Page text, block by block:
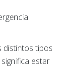
distintos tipos
estar